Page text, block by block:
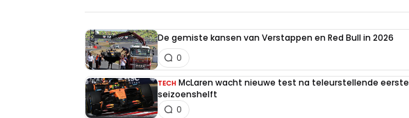
De gemiste kansen van Verstappen en Red Bull in 2026
0
TECH McLaren wacht nieuwe test na teleurstellende eerste
seizoenshelft
0